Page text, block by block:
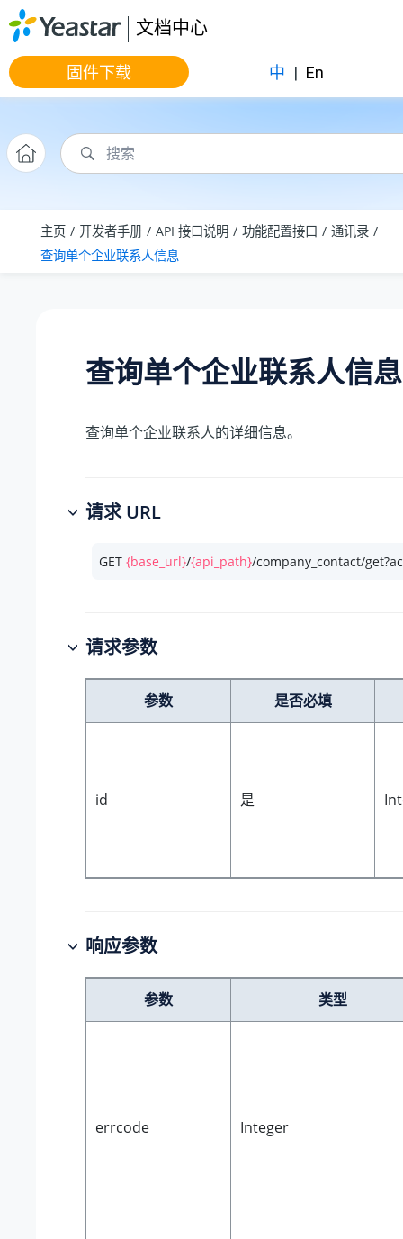
跳转到主要内容
文档中心
固件下载 中 | En
主页 开发者手册 API 接口说明 功能配置接口
通讯录
查询单个企业联系人信息
查询单个企业联系人信息
查询单个企业联系人的详细信息。
请求 URL
GET {base_url}/{api_path}/company_contact/
请求参数
参数 是否必填
id 是
响应参数
参数 类型
errcode Integer